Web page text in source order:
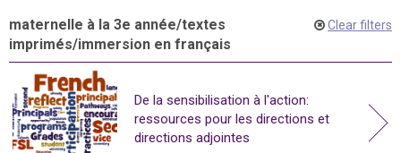
maternelle à la 3e année/textes
imprimés/immersion en français
Clear filters
De la sensibilisation à l'action:
ressources pour les directions et
directions adjointes